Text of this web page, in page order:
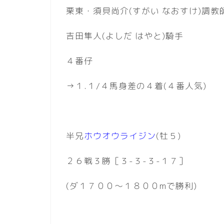
栗東・須貝尚介(すがい なおすけ)調教
吉田隼人(よしだ はやと)騎手
４番仔
→１.１/４馬身差の４着(４番人気)
半兄ホウオウライジン(牡５)
２６戦３勝［３-３-３-１７］
(ダ１７００〜１８００mで勝利)